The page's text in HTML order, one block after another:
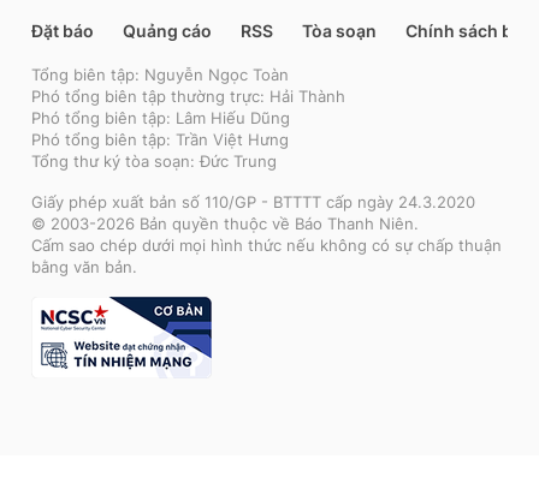
Đặt báo Quảng cáo RSS Tòa soạn Chính sách bảo
Tổng biên tập: Nguyễn Ngọc Toàn
Phó tổng biên tập thường trực: Hải Thành
Phó tổng biên tập: Lâm Hiếu Dũng
Phó tổng biên tập: Trần Việt Hưng
Tổng thư ký tòa soạn: Đức Trung
Giấy phép xuất bản số 110/GP - BTTTT cấp ngày 24.3.2020
© 2003-2026 Bản quyền thuộc về Báo Thanh Niên.
Cấm sao chép dưới mọi hình thức nếu không có sự chấp thuận
bằng văn bản.